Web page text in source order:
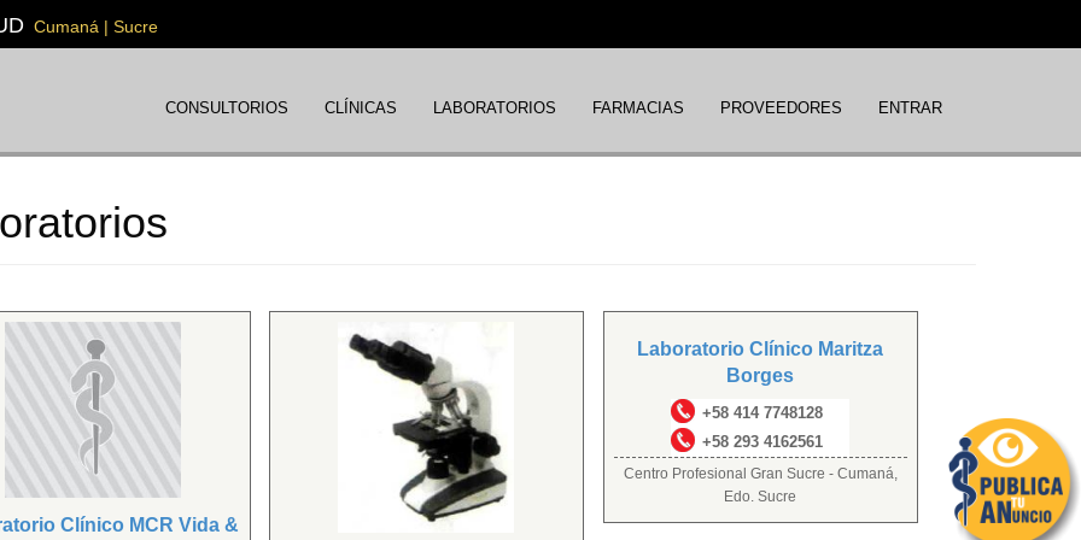
Cumaná | Sucre
CONSULTORIOS CLÍNICAS LABORATORIOS FARMACIAS PROVEEDORES ENTRAR
Clínico MCR Vida &
Laboratorio Clínico Maritza
Borges
+58 414 7748128
+58 293 4162561
Centro Profesional Gran Sucre - Cumaná,
Edo. Sucre